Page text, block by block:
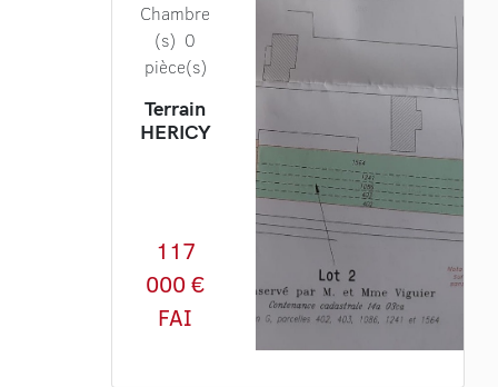
Chambre
(s) 0
pièce(s)
Terrain
HERICY
117
000 €
FAI